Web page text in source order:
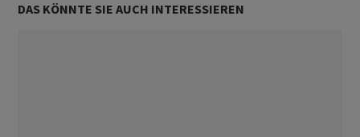
DAS KÖNNTE SIE AUCH INTERESSIEREN